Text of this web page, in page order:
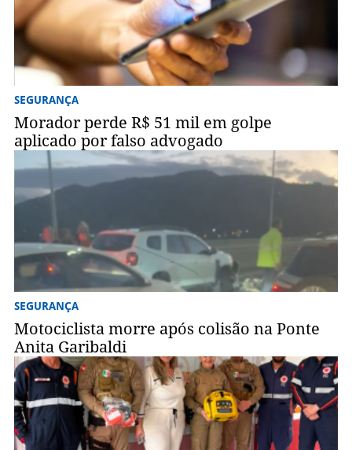
SEGURANÇA
Morador perde R$ 51 mil em golpe
aplicado por falso advogado
SEGURANÇA
Motociclista morre após colisão na Ponte
Anita Garibaldi